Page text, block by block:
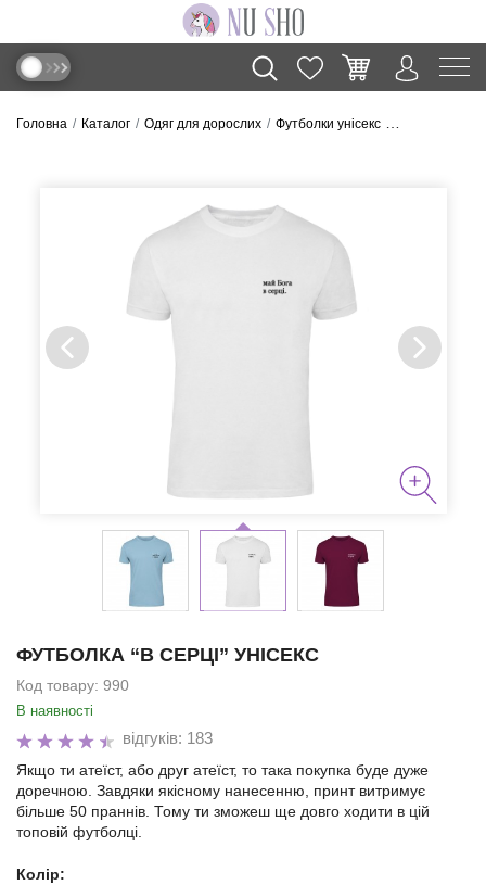
Головна Каталог Одяг для дорослих Футболки унісекс Футболка “В
ФУТБОЛКА “В СЕРЦІ” УНІСЕКС
Код товару: 990
В наявності
відгуків: 183
Якщо ти атеїст, або друг атеїст, то така покупка буде дуже
доречною. Завдяки якісному нанесенню, принт витримує
більше 50 праннів. Тому ти зможеш ще довго ходити в цій
топовій футболці.
Колір: